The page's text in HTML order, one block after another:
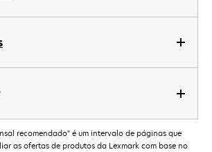
recomendado" é um intervalo de páginas que
as ofertas de produtos da Lexmark com base no